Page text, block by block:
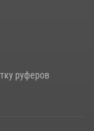
руферов